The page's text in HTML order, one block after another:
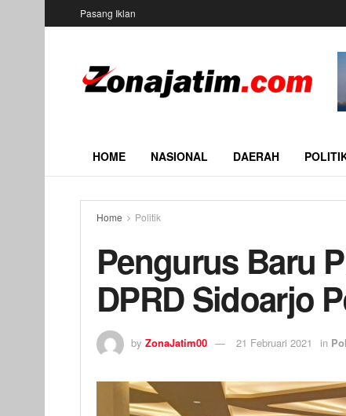
Pasang Iklan
HOME NASIONAL DAERAH
Home Politik
Pengurus Baru
DPRD Sidoarjo
by ZonaJatim00 21 Februari 2021 in